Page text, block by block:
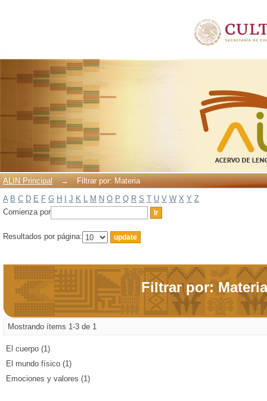
ALIN Principal →
Filtrar por: Materia
A B C D E F G H J K L M N O P Q R S T U V W X Y Z
Comienza por
Resultados por página:
Filtrar por: Materia
Mostrando ítems 1-3 de 1
El cuerpo (1)
El mundo físico (1)
Emociones y valores (1)